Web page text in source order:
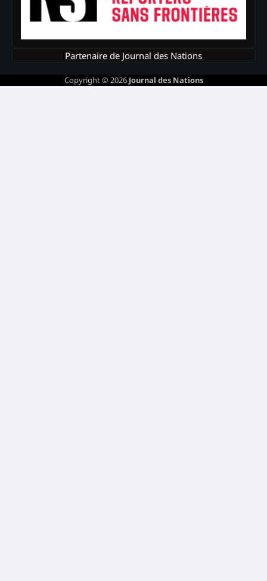
Partenaire de Journal des Nations
Copyright © 2026 Journal des Nations